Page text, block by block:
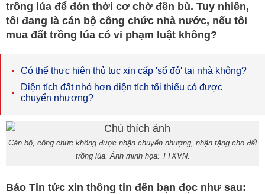
trồng lúa để đón thời cơ chờ đền bù. Tuy nhiên,
tôi đang là cán bộ công chức nhà nước, nếu tôi
mua đất trồng lúa có vi phạm luật không?
Có thể thực hiện thủ tục xin cấp 'sổ đỏ' tại nhà không?
Diện tích đất nhỏ hơn diện tích tối thiểu có được
chuyển nhượng?
Cán bộ, công chức không được nhận chuyển nhượng, nhận tặng cho đất
trồng lúa. Ảnh minh họa: TTXVN.
Báo Tin tức xin thông tin đến bạn đọc như sau: